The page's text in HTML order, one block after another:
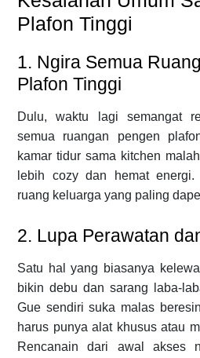
Plafon Tinggi
1. Ngira Semua
Plafon Tinggi
Dulu, waktu lagi semangat
semua ruangan pengen
kamar tidur sama kitchen
lebih cozy dan hemat
ruang keluarga yang paling
2. Lupa Perawatan
Satu hal yang biasanya
bikin debu dan sarang laba-
Gue sendiri suka malas
harus punya alat khusus atau
Rencanain dari awal akses